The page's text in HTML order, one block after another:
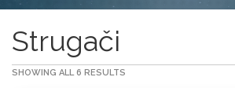
Strugači
SHOWING ALL 6 RESULTS